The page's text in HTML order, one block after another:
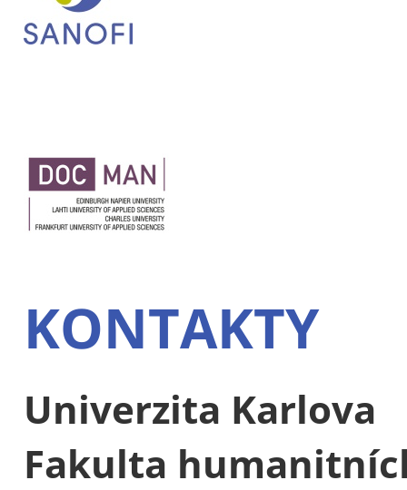
KONTAKTY
Univerzita Karlova
Fakulta